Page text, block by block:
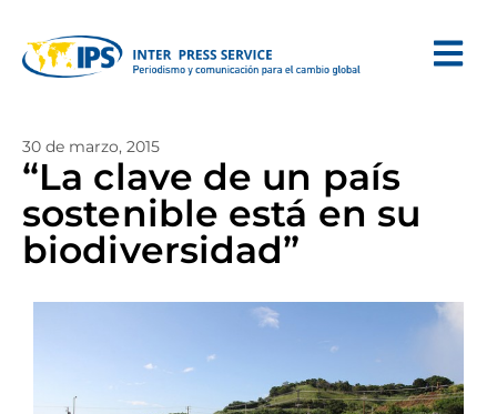
30 de marzo, 2015
“La clave de un país
sostenible está en su
biodiversidad”